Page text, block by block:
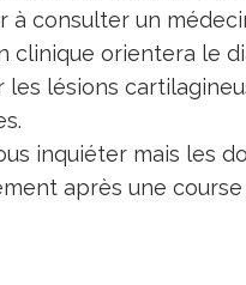
à consulter un
clinique orientera le
lésions
inquiéter mais les
après une